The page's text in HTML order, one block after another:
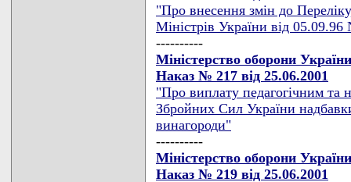
"Про внесення змін до
Міністрів України від 05.09.96
----------
Міністерство оборони
Наказ № 217 від 25.06.2001
"Про виплату педагогічним та
Збройних Сил України
винагороди"
----------
Міністерство оборони
Наказ № 219 від 25.06.2001